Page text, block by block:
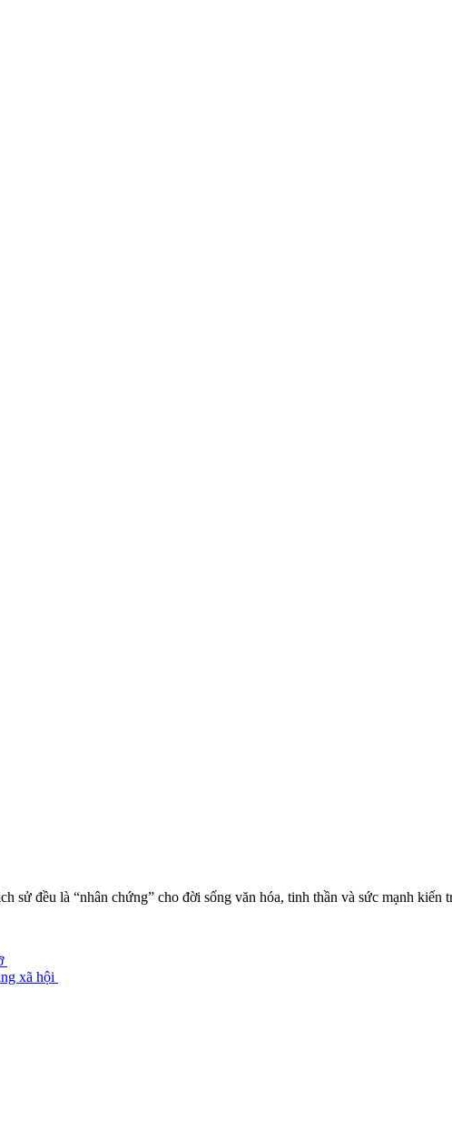
sử đều là “nhân chứng” cho đời sống văn hóa, tinh thần và sức mạnh kiến
xã hội